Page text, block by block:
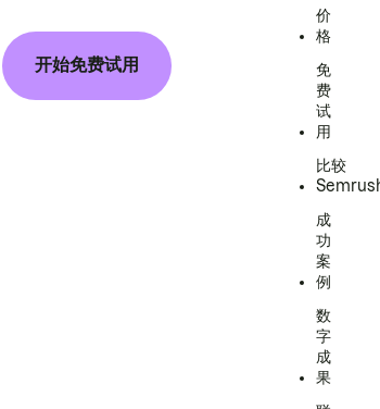
开始免费试用
价
格
免
费
试
用
比较
成
功
案
例
数
字
成
果